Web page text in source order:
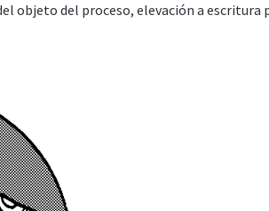
objeto del proceso, elevación a escritura